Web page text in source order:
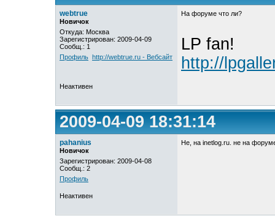
webtrue
Новичок
Откуда: Москва
Зарегистрирован: 2009-04-09
Сообщ.: 1
Профиль http://webtrue.ru - Вебсайт
На форуме что ли?
LP fan!
http://
Неактивен
2009-04-09 18:31:14
pahanius
Новичок
Зарегистрирован: 2009-04-08
Сообщ.: 2
Профиль
Не, на inetlog.ru. не на
Неактивен